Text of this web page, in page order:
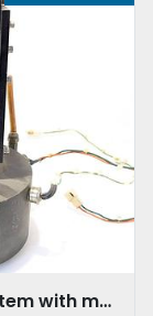
panasonic gp-mf622 camera system with macro lens & motorized base